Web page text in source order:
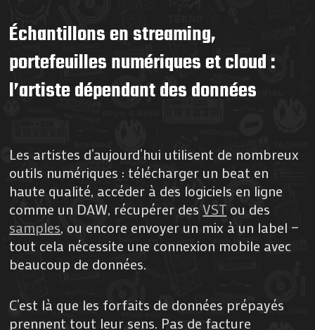
Échantillons en streaming,
portefeuilles numériques et cloud :
l’artiste dépendant des données
Les artistes d’aujourd’hui utilisent de nombreux
outils numériques : télécharger un beat en
haute qualité, accéder à des logiciels en ligne
comme un DAW, récupérer desVST ou des
samples, ou encore envoyer un mix à un label —
tout cela nécessite une connexion mobile avec
beaucoup de données.
C’est là que les forfaits de données prépayés
prennent tout leur sens. Pas de facture